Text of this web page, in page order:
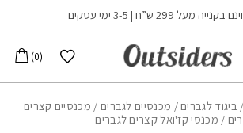
מעל 299 ש”ח | 3-5 ימי עסקים
הרשימה שלי
0
/ ביגוד לגברים / מכנסיים לגברים / מכנסיים קצרים
/ מכנסי קז'ואל קצרים לגברים